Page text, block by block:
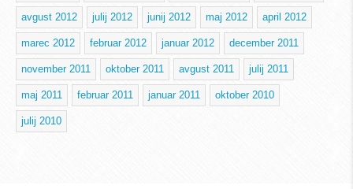
avgust 2012 julij 2012 junij 2012 maj 2012 april 2012
marec 2012 februar 2012 januar 2012 december 2011
november 2011 oktober 2011 avgust 2011 julij 2011
maj 2011 februar 2011 januar 2011 oktober 2010
julij 2010